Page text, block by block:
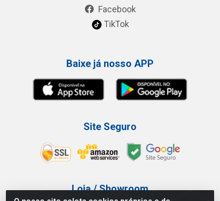
Facebook
TikTok
Baixe já nosso APP
Site Seguro
Loja / Showroom